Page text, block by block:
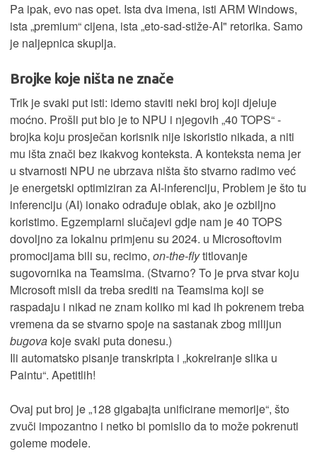
Pa ipak, evo nas opet. Ista dva imena, isti ARM Windows,
ista „premium“ cijena, ista „eto-sad-stiže-AI" retorika. Samo
je naljepnica skuplja.
Brojke koje ništa ne znače
Trik je svaki put isti: idemo staviti neki broj koji djeluje
moćno. Prošli put bio je to NPU i njegovih „40 TOPS“ -
brojka koju prosječan korisnik nije iskoristio nikada, a niti
mu išta znači bez ikakvog konteksta. A konteksta nema jer
u stvarnosti NPU ne ubrzava ništa što stvarno radimo već
je energetski optimiziran za AI-inferenciju, Problem je što tu
inferenciju (AI) ionako odrađuje oblak, ako je ozbiljno
koristimo. Egzemplarni slučajevi gdje nam je 40 TOPS
dovoljno za lokalnu primjenu su 2024. u Microsoftovim
promocijama bili su, recimo, on-the-flytitlovanje
sugovornika na Teamsima. (Stvarno? To je prva stvar koju
Microsoft misli da treba srediti na Teamsima koji se
raspadaju i nikad ne znam koliko mi kad ih pokrenem treba
vremena da se stvarno spoje na sastanak zbog milijun
bugova koje svaki puta donesu.)
Ili automatsko pisanje transkripta i „kokreiranje slika u
Paintu“. Apetitlih!
Ovaj put broj je „128 gigabajta unificirane memorije“, što
zvuči impozantno i netko bi pomislio da to može pokrenuti
goleme modele.